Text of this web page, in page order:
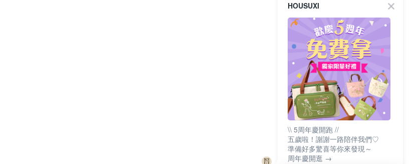
HOUSUXI
\\ 5周年慶開跑 //
五歲啦！謝謝一路陪伴我們♡
準備好多驚喜等你來發現～
周年慶開逛 →